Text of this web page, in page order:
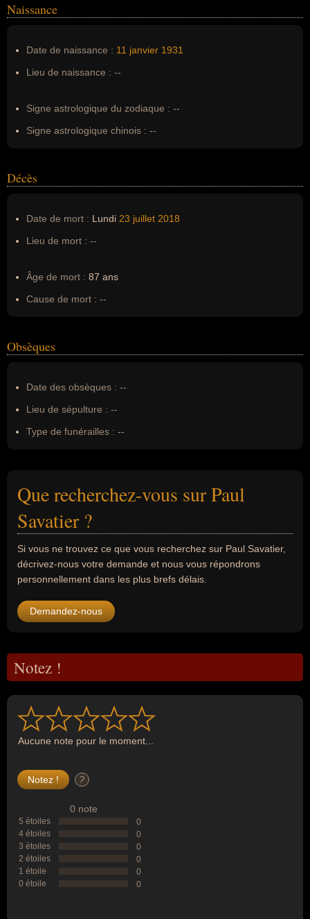
Nom de famille :Savatier
Naissance
Date de naissance : 11 janvier 1931
Lieu de naissance : --
Signe astrologique du zodiaque : --
Signe astrologique chinois : --
Décès
Date de mort : Lundi 23 juillet 2018
Lieu de mort : --
Âge de mort : 87 ans
Cause de mort : --
Obsèques
Date des obsèques : --
Lieu de sépulture : --
Type de funérailles : --
Que recherchez-vous sur Paul
Savatier ?
Si vous ne trouvez ce que vous recherchez sur Paul Savatier,
décrivez-nous votre demande et nous vous répondrons
personnellement dans les plus brefs délais.
Demandez-nous
Notez !
Aucune note pour le moment...
?
0 note
5 étoiles
0
4 étoiles
0
3 étoiles
0
2 étoiles
0
1 étoile
0
0 étoile
0